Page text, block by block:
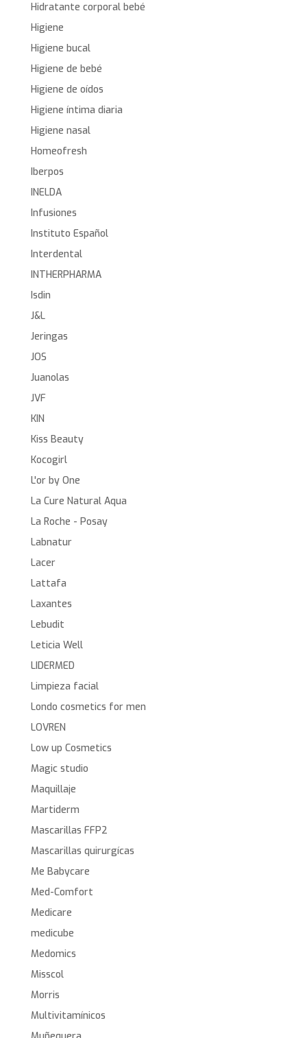
Hidratante corporal bebé
Higiene
Higiene bucal
Higiene de bebé
Higiene de oídos
Higiene íntima diaria
Higiene nasal
Homeofresh
Iberpos
INELDA
Infusiones
Instituto Español
Interdental
INTHERPHARMA
Isdin
J&L
Jeringas
JOS
Juanolas
JVF
KIN
Kiss Beauty
Kocogirl
L'or by One
La Cure Natural Aqua
La Roche - Posay
Labnatur
Lacer
Lattafa
Laxantes
Lebudit
Leticia Well
LIDERMED
Limpieza facial
Londo cosmetics for men
LOVREN
Low up Cosmetics
Magic studio
Maquillaje
Martiderm
Mascarillas FFP2
Mascarillas quirurgícas
Me Babycare
Med-Comfort
Medicare
medicube
Medomics
Misscol
Morris
Multivitamínicos